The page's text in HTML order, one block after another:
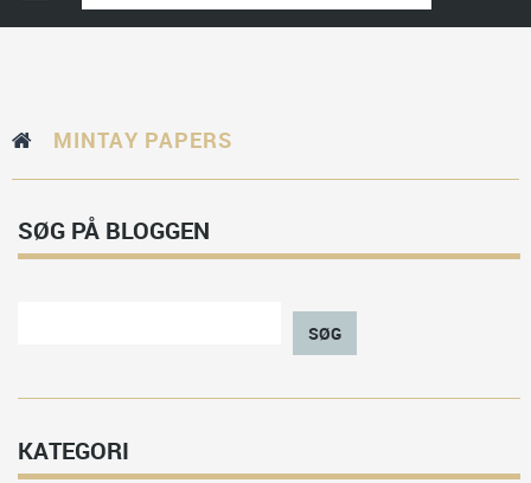
MINTAY PAPERS
SØG PÅ BLOGGEN
SØG
KATEGORI